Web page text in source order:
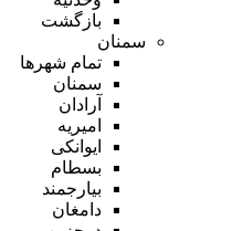
بازگشت
سمنان
تمام شهر‌ها
سمنان
آرادان
امیریه
ایوانکی
بسطام
بیارجمند
دامغان